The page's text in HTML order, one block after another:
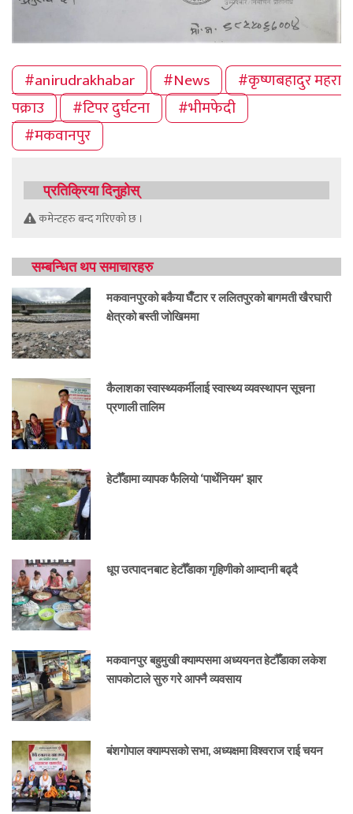
#anirudrakhabar #News
#कृष्णबहादुर महरा
पक्राउ
#टिपर दुर्घटना
#भीमफेदी
#मकवानपुर
प्रतिक्रिया दिनुहोस्
कमेन्टहरु बन्द गरिएको छ ।
सम्बन्धित थप समाचारहरु
मकवानपुरको बकैया घैँटार र ललितपुरको बागमती खैरघारी
क्षेत्रको बस्ती जोखिममा
कैलाशका स्वास्थ्यकर्मीलाई स्वास्थ्य व्यवस्थापन सूचना
प्रणाली तालिम
हेटौँडामा व्यापक फैलियो ‘पार्थेनियम’ झार
धूप उत्पादनबाट हेटौँडाका गृहिणीको आम्दानी बढ्दै
मकवानपुर बहुमुखी क्याम्पसमा अध्ययनत हेटौँडाका लकेश
सापकोटाले सुरु गरे आफ्नै व्यवसाय
बंशगोपाल क्याम्पसको सभा, अध्यक्षमा विश्वराज राई चयन